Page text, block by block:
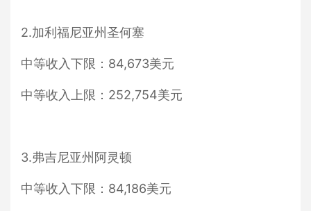
2.加利福尼亚州圣何塞
中等收入下限：84,673美元
中等收入上限：252,754美元
3.弗吉尼亚州阿灵顿
中等收入下限：84,186美元